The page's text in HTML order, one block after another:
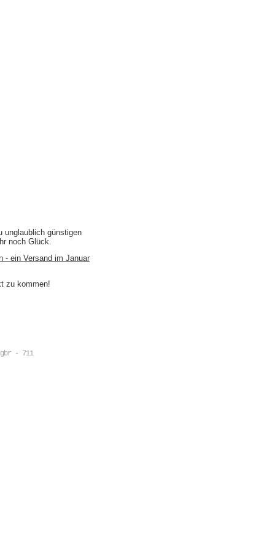
unglaublich günstigen
noch Glück.
- ein Versand im Januar
zu kommen!
- 711